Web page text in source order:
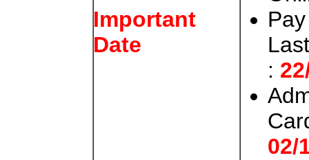
Important
Date
:
02/